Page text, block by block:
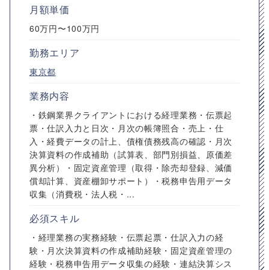
月額単価
60万円〜100万円
勤務エリア
東京都
業務内容
・鉄鋼業界クライアントにおける経理業務・伝票起
票・仕訳入力と日次・月次の帳簿照合・売上・仕
入・経費データの計上、債権債務残高の確認・月次
決算資料の作成補助（試算表、部門別損益、原価差
異分析）・固定資産管理（取得・除売却登録、減価
償却計算、資産棚卸サポート）・税務申告用データ
収集（消費税・法人税・...
必須スキル
・経理業務の実務経験・伝票起票・仕訳入力の経
験・月次決算資料の作成補助経験・固定資産管理の
経験・税務申告用データ収集の経験・連結決算シス